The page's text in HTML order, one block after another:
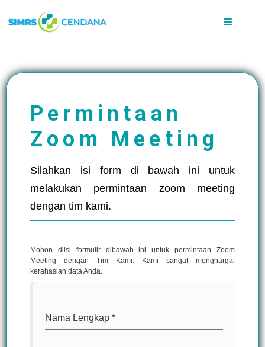
Permintaan
Zoom Meeting
Silahkan isi form di bawah ini untuk
melakukan permintaan zoom meeting
dengan tim kami.
Mohon diisi formulir dibawah ini untuk permintaan Zoom
Meeting dengan Tim Kami. Kami sangat menghargai
kerahasian data Anda.
Nama Lengkap *